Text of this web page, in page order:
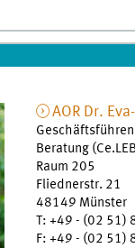
AOR Dr.
Beratung
Raum 205
Fliednerstr. 21
48149 Münster
T: +49 - (02 51)
F: +49 - (02 51)